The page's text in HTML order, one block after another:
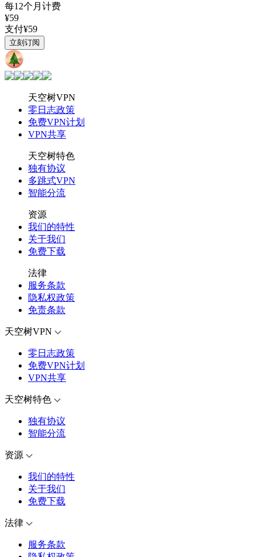
每12个月计费
¥59
支付¥59
立刻订阅
天空树
天空树VPN
零日志政策
免费VPN计划
VPN共享
天空树特色
独有协议
多跳式VPN
智能分流
资源
我们的特性
关于我们
免费下载
法律
服务条款
隐私权政策
免责条款
天空树VPN
零日志政策
免费VPN计划
VPN共享
天空树特色
独有协议
智能分流
资源
我们的特性
关于我们
免费下载
法律
服务条款